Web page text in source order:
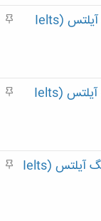
م
دانلود فیلم های آموزشی نکات ریدینگ آیلتس (Ielts
م
دانلود فیلم های آموزشی نکات رایتینگ آیلتس (Ielts
م
دانلود فیلم های آموزشی نکات اسپیکینگ آیلتس (Ielts